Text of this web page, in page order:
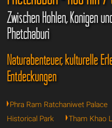
Zwischen Höhlen, Königen
Phetchaburi
Naturabenteuer, kulturelle
Entdeckungen
Phra Ram Ratchaniwet Palace
Historical Park
Tham Khao